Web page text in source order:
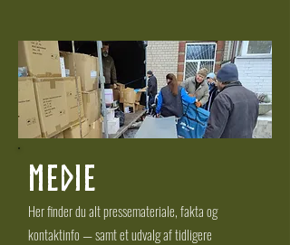
Medie
Her finder du alt pressemateriale, fakta og
kontaktinfo — samt et udvalg af tidligere